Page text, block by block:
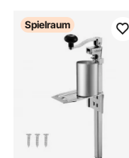
Spielraum